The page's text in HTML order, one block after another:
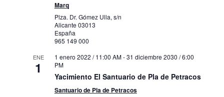
Marq
Plza. Dr. Gómez Ulla, s/n
Alicante 03013
España
965 149 000
ENE
1
1 enero 2022 / 11:00 AM-31 diciembre 2030 / 6:00
PM
Yacimiento El Santuario de Pla de Petracos
Santuario de Pla de Petracos